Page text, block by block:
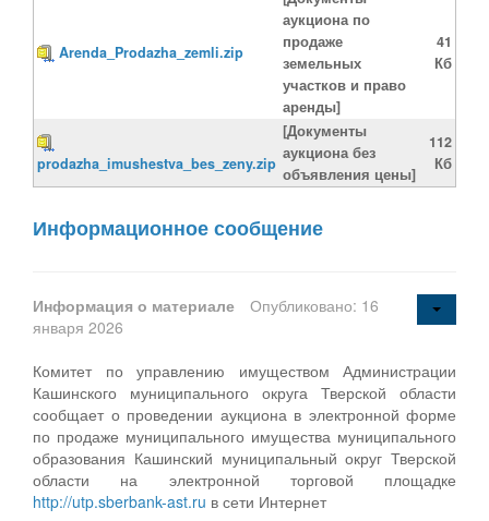
Arenda_Prodazha_zemli.zip
аукциона по
продаже
земельных
участков и право
аренды]
41
Кб
prodazha_imushestva_bes_zeny.zip
[Документы
аукциона без
объявления цены]
112
Кб
Информационное сообщение
Информация о материале
Опубликовано: 16
января 2026
Комитет по управлению имуществом Администрации
Кашинского муниципального округа Тверской области
сообщает о проведении аукциона в электронной форме
по продаже муниципального имущества муниципального
образования Кашинский муниципальный округ Тверской
области на электронной торговой площадке
http://utp.sberbank-ast.ru в сети Интернет